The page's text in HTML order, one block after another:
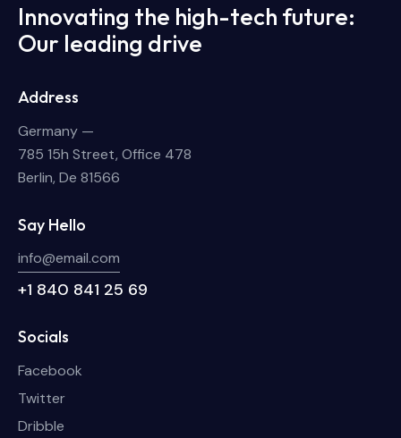
Innovating the high-tech future:
Our leading drive
Address
Germany —
785 15h Street, Office 478
Berlin, De 81566
Say Hello
info@email.com
+1 840 841 25 69
Socials
Facebook
Twitter
Dribble